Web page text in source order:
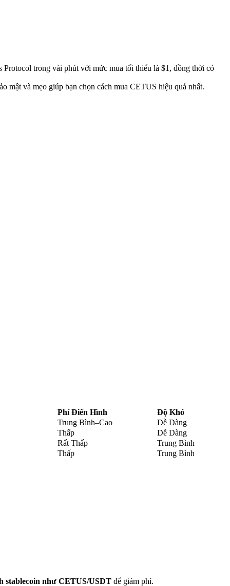
Protocol trong vài phút với mức mua tối thiểu là $1, đồng thời có
mật và mẹo giúp bạn chọn cách mua CETUS hiệu quả nhất.
Phí Điển Hình
Độ Khó
Trung Bình–Cao
Dễ Dàng
Thấp
Dễ Dàng
Rất Thấp
Trung Bình
Thấp
Trung Bình
stablecoin như CETUS/USDT để giảm phí.